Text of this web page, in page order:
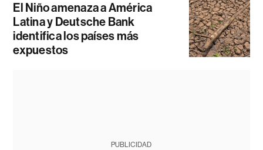
El Niño amenaza a América
Latina y Deutsche Bank
identifica los países más
expuestos
PUBLICIDAD